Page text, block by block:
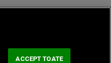
ACCEPT TOATE